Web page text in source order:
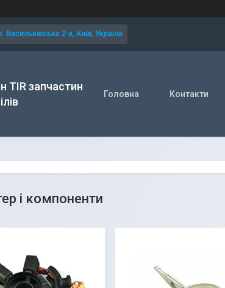
2-а, Київ, Україна
TIR запчастин
Головна Контакти
і компоненти